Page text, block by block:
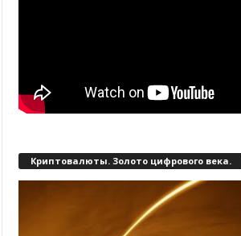
Криптовалюты. Золото цифрового века.